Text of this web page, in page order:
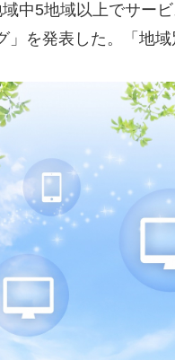
中5地域以上でサー
」を発表した。「地